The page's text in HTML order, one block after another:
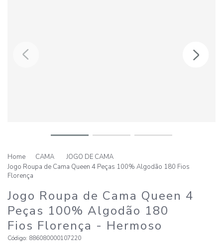
CAMA
JOGO DE CAMA
Jogo Roupa de Cama Queen 4 Peças 100% Algodão 180 Fios
Florença
Jogo Roupa de Cama Queen 4
Peças 100% Algodão 180
Fios Florença - Hermoso
Código: 886080000107220